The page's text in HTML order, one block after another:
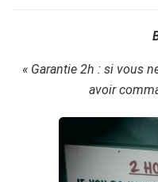
« Garantie 2h : si vous
avoir